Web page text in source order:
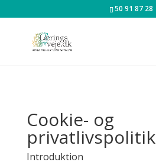
50 91 87 28
Cookie- og
privatlivspolitik
Introduktion